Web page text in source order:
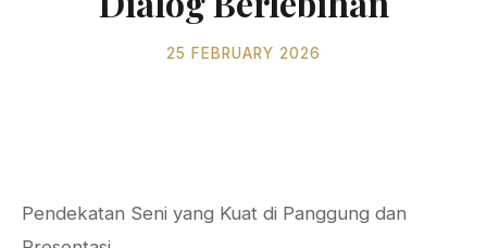
25 FEBRUARY 2026
Pendekatan Seni yang Kuat di Panggung dan